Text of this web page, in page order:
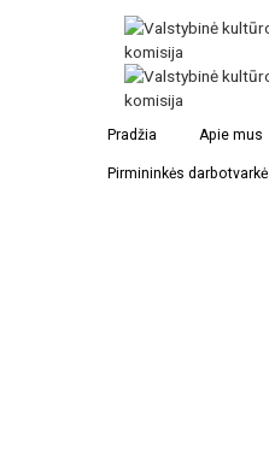
Pradžia Apie mus
Pirmininkės darbotvarkė